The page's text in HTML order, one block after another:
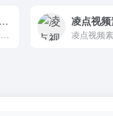
型和资源下载网站